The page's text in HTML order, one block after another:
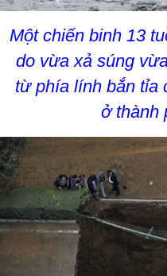
Một chiến binh 13
do vừa xả súng
từ phía lính bắn tỉa
ở thành